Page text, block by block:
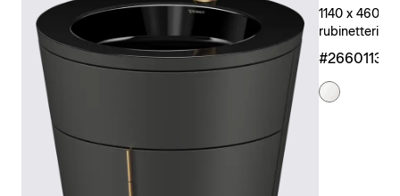
1140 x 460
rubinetteria,